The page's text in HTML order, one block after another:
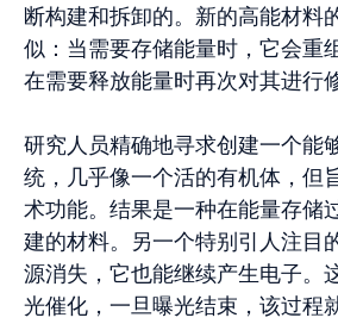
断构建和拆卸的。新的高能材料
似：当需要存储能量时，它会重
在需要释放能量时再次对其进行
研究人员精确地寻求创建一个能
统，几乎像一个活的有机体，但
术功能。结果是一种在能量存储
建的材料。另一个特别引人注目
源消失，它也能继续产生电子。
光催化，一旦曝光结束，该过程